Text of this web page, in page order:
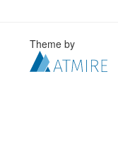
Theme by